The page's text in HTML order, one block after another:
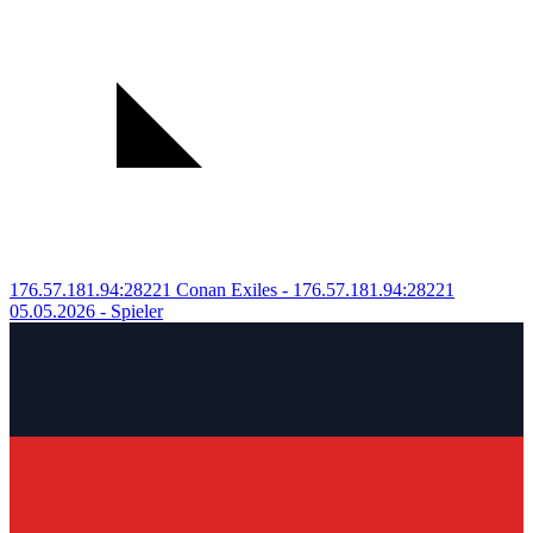
176.57.181.94:28221 Conan Exiles - 176.57.181.94:28221
05.05.2026 - Spieler